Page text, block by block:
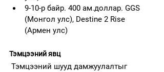
9-10-р байр. 400 ам.доллар. GGS
(Монгол улс), Destine 2 Rise
(Армен улс)
Тэмцээний явц
Тэмцээний шууд дамжуулалтыг